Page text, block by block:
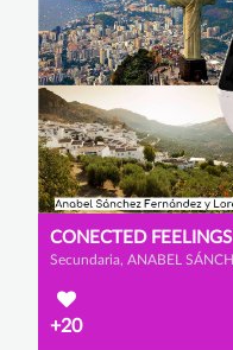
CONECTED FEELINGS
+20